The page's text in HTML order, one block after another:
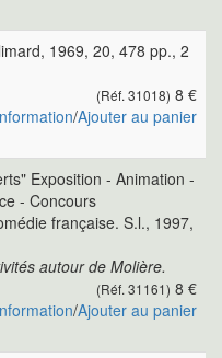
1969, 20, 478 pp., 2
(Réf. 31018) 8 €
/Ajouter au panier
Exposition - Animation -
- Concours
française. S.l., 1997,
autour de Molière.
(Réf. 31161) 8 €
/Ajouter au panier